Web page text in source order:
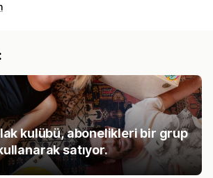
kulübü, abonelikleri bir grup
satıyor.